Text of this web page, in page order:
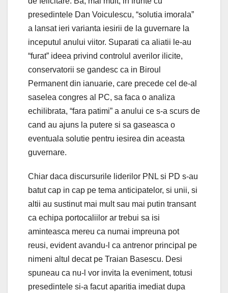
presedintele Dan Voiculescu, “solutia imorala”
a lansat ieri varianta iesirii de la guvernare la
inceputul anului viitor. Suparati ca aliatii le-au
“furat” ideea privind controlul averilor ilicite,
conservatorii se gandesc ca in Biroul
Permanent din ianuarie, care precede cel de-al
saselea congres al PC, sa faca o analiza
echilibrata, “fara patimi” a anului ce s-a scurs de
cand au ajuns la putere si sa gaseasca o
eventuala solutie pentru iesirea din aceasta
guvernare.
Chiar daca discursurile liderilor PNL si PD s-au
batut cap in cap pe tema anticipatelor, si unii, si
altii au sustinut mai mult sau mai putin transant
ca echipa portocaliilor ar trebui sa isi
aminteasca mereu ca numai impreuna pot
reusi, evident avandu-l ca antrenor principal pe
nimeni altul decat pe Traian Basescu. Desi
spuneau ca nu-l vor invita la eveniment, totusi
presedintele si-a facut aparitia imediat dupa